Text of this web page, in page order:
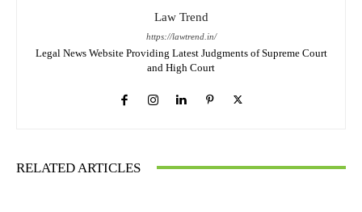
Law Trend
https://lawtrend.in/
Legal News Website Providing Latest Judgments of Supreme Court
and High Court
RELATED ARTICLES